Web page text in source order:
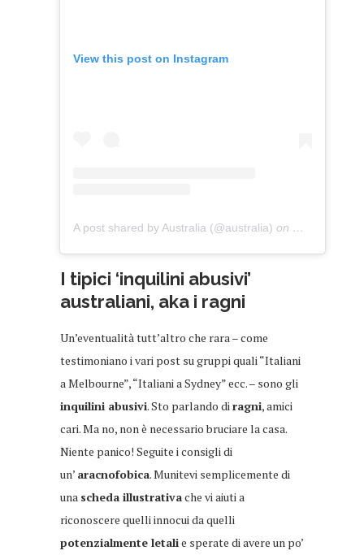
View this post on Instagram
A post shared by Australia (@australia) on Mar 26,
I tipici ‘inquilini abusivi’
australiani, aka i ragni
Un’eventualità tutt’altro che rara – come
testimoniano i vari post su gruppi quali “Italiani
a Melbourne”, “Italiani a Sydney” ecc. – sono gli
inquilini abusivi. Sto parlando diragni, amici
cari. Ma no, non è necessario bruciare la casa.
Niente panico! Seguite i consigli di
un’ aracnofobica. Munitevi semplicemente di
una scheda illustrativache vi aiuti a
riconoscere quelli innocui da quelli
potenzialmente letalie sperate di avere un po’